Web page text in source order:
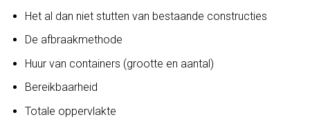
Het al dan niet stutten van bestaande constructies
De afbraakmethode
Huur van containers (grootte en aantal)
Bereikbaarheid
Totale oppervlakte